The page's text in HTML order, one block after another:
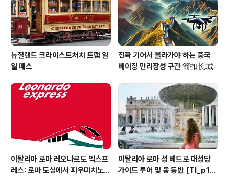
뉴질랜드 크라이스트처치 트램 일
일 패스
진짜 기어서 올라가야 하는 중국
베이징 만리장성 구간 箭扣长城
이탈리아 로마 레오나르도 익스프
레스: 로마 도심에서 피우미치노
이탈리아 로마 성 베드로 대성당
가이드 투어 및 돔 등반 [TI_p10